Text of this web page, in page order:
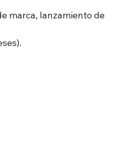
marca, lanzamiento de